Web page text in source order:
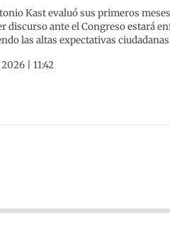
Kast evaluó sus primeros
discurso ante el Congreso estará
las altas expectativas
| 11:42